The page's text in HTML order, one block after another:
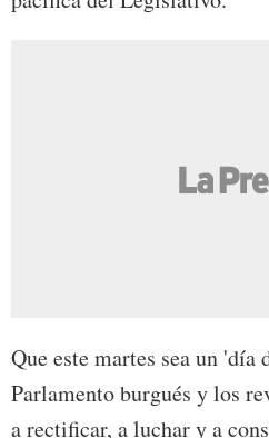
Que este martes sea un 'día
Parlamento burgués y los
a rectificar, a luchar y a